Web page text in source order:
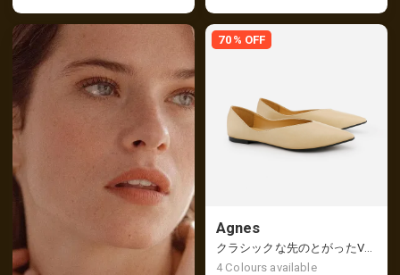
70% OFF
Agnes
クラシックな先のとがったVカットフラット
4 Colours available